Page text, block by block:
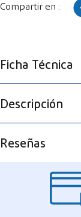
Ficha Técnica
Descripción
Reseñas